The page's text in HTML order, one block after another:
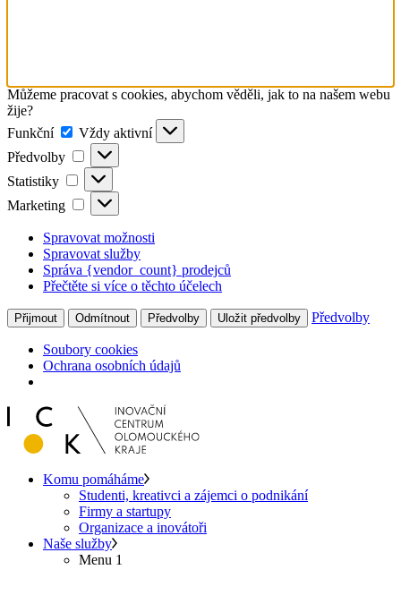
Můžeme pracovat s cookies, abychom věděli, jak to na našem webu
žije?
Funkční
Funkční
Vždy aktivní
Předvolby
Předvolby
Statistiky Statistiky
Marketing Marketing
Spravovat možnosti
Spravovat služby
Správa {vendor_count} prodejců
Přečtěte si více o těchto účelech
Přijmout Odmítnout Předvolby Uložit předvolby Předvolby
Soubory cookies
Ochrana osobních údajů
Komu pomáháme
Studenti, kreativci a zájemci o podnikání
Firmy a startupy
Organizace a inovátoři
Naše služby
Menu 1